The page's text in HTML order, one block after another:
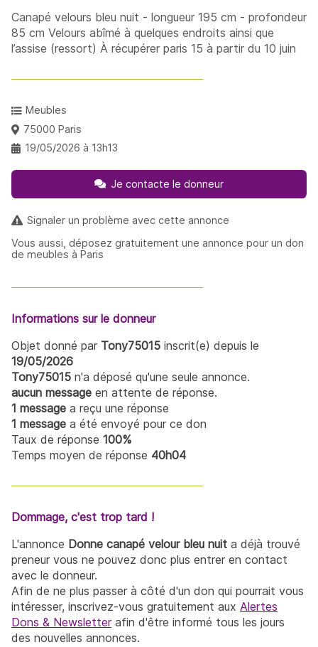
Canapé velours bleu nuit - longueur 195 cm - profondeur
85 cm Velours abîmé à quelques endroits ainsi que
l’assise (ressort) À récupérer paris 15 à partir du 10 juin
Meubles
75000 Paris
19/05/2026 à 13h13
Je contacte le donneur
Signaler un problème avec cette annonce
Vous aussi, déposez gratuitement une annonce pour un don
de meubles à Paris
Informations sur le donneur
Objet donné par Tony75015 inscrit(e) depuis le
19/05/2026
Tony75015 n'a déposé qu'une seule annonce.
aucun message en attente de réponse.
1 message a reçu une réponse
1 message a été envoyé pour ce don
Taux de réponse 100%
Temps moyen de réponse 40h04
Dommage, c'est trop tard !
L'annonce Donne canapé velour bleu nuit a déjà trouvé
preneur vous ne pouvez donc plus entrer en contact
avec le donneur.
Afin de ne plus passer à côté d'un don qui pourrait vous
intéresser, inscrivez-vous gratuitement aux Alertes
Dons & Newsletterafin d'être informé tous les jours
des nouvelles annonces.